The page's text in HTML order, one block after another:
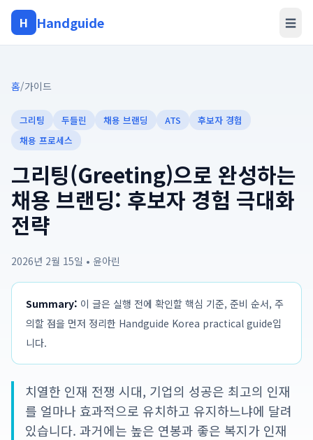
H Handguide ☰
홈/가이드
그리팅 두들린 채용 브랜딩 ATS
후보자 경험
채용 프로세스
그리팅(Greeting)으로 완성하는
채용 브랜딩: 후보자 경험 극대화
전략
2026년 2월 15일 • 윤아린
Summary: 이 글은 실행 전에 확인할 핵심 기준, 준비 순서, 주
의할 점을 먼저 정리한 Handguide Korea practical guide입
니다.
치열한 인재 전쟁 시대, 기업의 성공은 최고의 인재
를 얼마나 효과적으로 유치하고 유지하느냐에 달려
있습니다. 과거에는 높은 연봉과 좋은 복지가 인재